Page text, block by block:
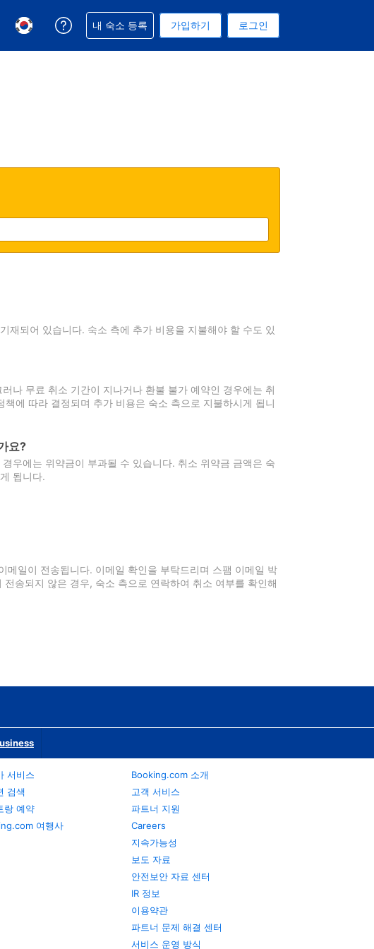
택. 현재 선택된 통화는 미국 달러입니다
언어 선택. 현재 선택된 언어는 한국어입니다
예약과 관련해 도움을 받으실 수 있습니다
내 숙소 등록 가입하기 로그인
재되어 있습니다. 숙소 측에 추가 비용을 지불해야 할 수도 있
나 무료 취소 기간이 지나거나 환불 불가 예약인 경우에는 취
에 따라 결정되며 추가 비용은 숙소 측으로 지불하시게 됩니
요?
우에는 위약금이 부과될 수 있습니다. 취소 위약금 금액은 숙
됩니다.
일이 전송됩니다. 이메일 확인을 부탁드리며 스팸 이메일 박
송되지 않은 경우, 숙소 측으로 연락하여 취소 여부를 확인해
서비스
검색
랑 예약
여행사
Booking.com 소개
고객 서비스
파트너 지원
Careers
지속가능성
보도 자료
안전보안 자료 센터
IR 정보
이용약관
파트너 문제 해결 센터
서비스 운영 방식